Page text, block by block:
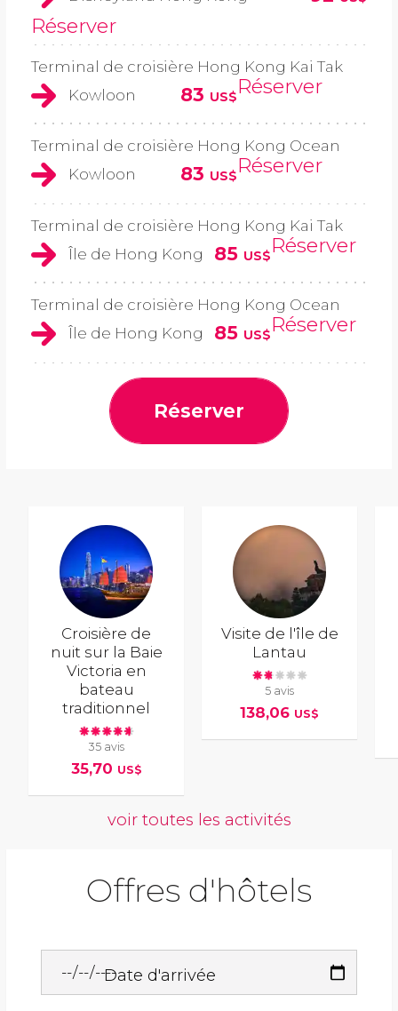
Réserver
Terminal de croisière Hong Kong Kai Tak
Kowloon
83 US$Réserver
Terminal de croisière Hong Kong Ocean
Kowloon
83 US$Réserver
Terminal de croisière Hong Kong Kai Tak
Île de Hong Kong
85 US$Réserver
Terminal de croisière Hong Kong Ocean
Île de Hong Kong
85 US$Réserver
Réserver
Croisière de
nuit sur la Baie
Victoria en
bateau
traditionnel
35 avis
35,70 US$
Visite de l'île de
Lantau
5 avis
138,06 US$
voir toutes les activités
Offres d'hôtels
Date d'arrivée